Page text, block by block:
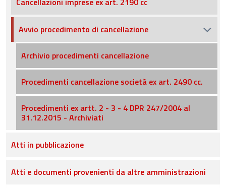
Avvio procedimento di cancellazione
Archivio procedimenti cancellazione
Procedimenti cancellazione società ex art. 2490 cc.
Procedimenti ex artt. 2 - 3 - 4 DPR 247/2004 al
31.12.2015 - Archiviati
Atti in pubblicazione
Atti e documenti provenienti da altre amministrazioni